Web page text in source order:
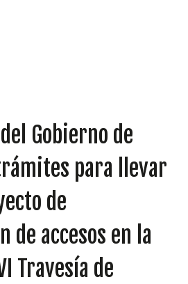
Gobierno de
para llevar
de
de accesos en la
Travesía de